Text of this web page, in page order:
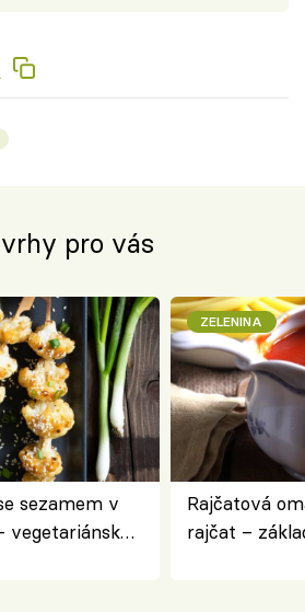
pro vás
sezamem v
vegetariánská
ZELENINA
Rajčatová
rajčat –